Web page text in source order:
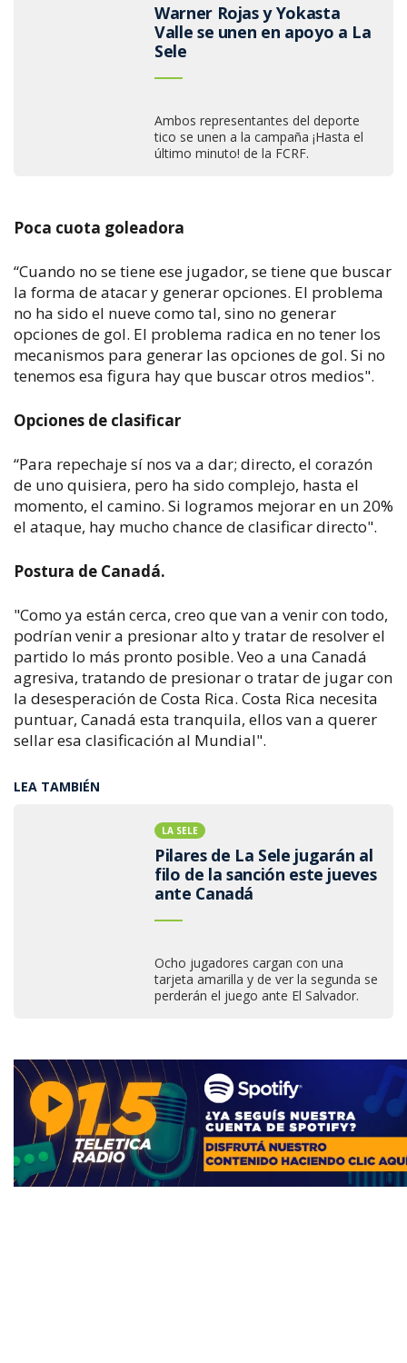
Warner Rojas y Yokasta
Valle se unen en apoyo a La
Sele
Ambos representantes del deporte
tico se unen a la campaña ¡Hasta el
último minuto! de la FCRF.
Poca cuota goleadora
“Cuando no se tiene ese jugador, se tiene que buscar
la forma de atacar y generar opciones. El problema
no ha sido el nueve como tal, sino no generar
opciones de gol. El problema radica en no tener los
mecanismos para generar las opciones de gol. Si no
tenemos esa figura hay que buscar otros medios".
Opciones de clasificar
“Para repechaje sí nos va a dar; directo, el corazón
de uno quisiera, pero ha sido complejo, hasta el
momento, el camino. Si logramos mejorar en un 20%
el ataque, hay mucho chance de clasificar directo".
Postura de Canadá.
"Como ya están cerca, creo que van a venir con todo,
podrían venir a presionar alto y tratar de resolver el
partido lo más pronto posible. Veo a una Canadá
agresiva, tratando de presionar o tratar de jugar con
la desesperación de Costa Rica. Costa Rica necesita
puntuar, Canadá esta tranquila, ellos van a querer
sellar esa clasificación al Mundial".
LEA TAMBIÉN
LA SELE
Pilares de La Sele jugarán al
filo de la sanción este jueves
ante Canadá
Ocho jugadores cargan con una
tarjeta amarilla y de ver la segunda se
perderán el juego ante El Salvador.